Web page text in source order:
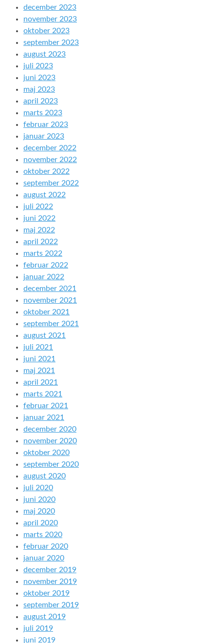
december 2023
november 2023
oktober 2023
september 2023
august 2023
juli 2023
juni 2023
maj 2023
april 2023
marts 2023
februar 2023
januar 2023
december 2022
november 2022
oktober 2022
september 2022
august 2022
juli 2022
juni 2022
maj 2022
april 2022
marts 2022
februar 2022
januar 2022
december 2021
november 2021
oktober 2021
september 2021
august 2021
juli 2021
juni 2021
maj 2021
april 2021
marts 2021
februar 2021
januar 2021
december 2020
november 2020
oktober 2020
september 2020
august 2020
juli 2020
juni 2020
maj 2020
april 2020
marts 2020
februar 2020
januar 2020
december 2019
november 2019
oktober 2019
september 2019
august 2019
juli 2019
juni 2019